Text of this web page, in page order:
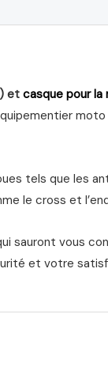
et casque pour la
moto :
tels que les
le cross et
sauront vous
et votre